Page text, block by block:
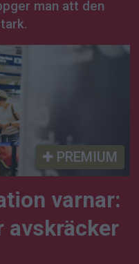
man att den
PREMIUM
varnar:
avskräcker